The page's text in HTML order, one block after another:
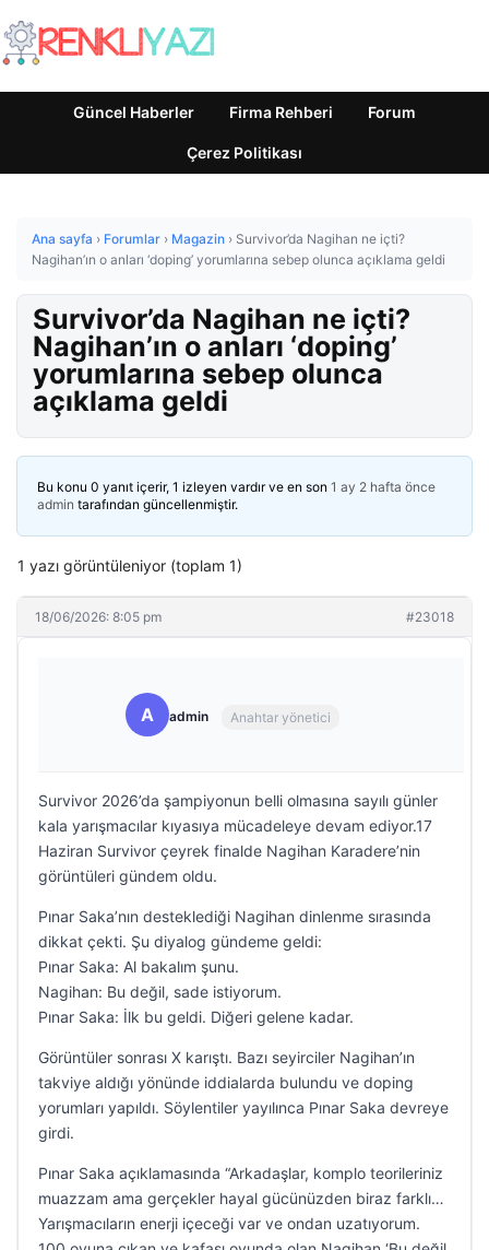
Güncel Haberler Firma Rehberi Forum
Çerez Politikası
Ana sayfa › Forumlar › Magazin › Survivor’da Nagihan ne içti?
Nagihan’ın o anları ‘doping’ yorumlarına sebep olunca açıklama geldi
Survivor’da Nagihan ne içti?
Nagihan’ın o anları ‘doping’
yorumlarına sebep olunca
açıklama geldi
Bu konu 0 yanıt içerir, 1 izleyen vardır ve en son 1 ay 2 hafta önce
admin tarafından güncellenmiştir.
1 yazı görüntüleniyor (toplam 1)
18/06/2026: 8:05 pm #23018
A admin Anahtar yönetici
Survivor 2026’da şampiyonun belli olmasına sayılı günler
kala yarışmacılar kıyasıya mücadeleye devam ediyor.17
Haziran Survivor çeyrek finalde Nagihan Karadere’nin
görüntüleri gündem oldu.
Pınar Saka’nın desteklediği Nagihan dinlenme sırasında
dikkat çekti. Şu diyalog gündeme geldi:
Pınar Saka: Al bakalım şunu.
Nagihan: Bu değil, sade istiyorum.
Pınar Saka: İlk bu geldi. Diğeri gelene kadar.
Görüntüler sonrası X karıştı. Bazı seyirciler Nagihan’ın
takviye aldığı yönünde iddialarda bulundu ve doping
yorumları yapıldı. Söylentiler yayılınca Pınar Saka devreye
girdi.
Pınar Saka açıklamasında “Arkadaşlar, komplo teorileriniz
muazzam ama gerçekler hayal gücünüzden biraz farklı…
Yarışmacıların enerji içeceği var ve ondan uzatıyorum.